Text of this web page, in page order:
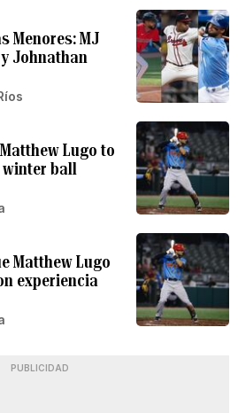
Menores: MJ
Johnathan
Lugo to
ball
Matthew Lugo
experiencia
PUBLICIDAD